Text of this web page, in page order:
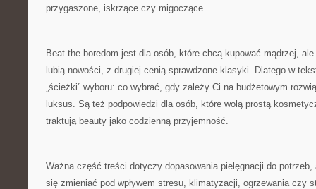
przygaszone, iskrzące czy migoczące.
Beat the boredom jest dla osób, które chcą kupować mądrzej,
lubią nowości, z drugiej cenią sprawdzone klasyki. Dlatego w
„ścieżki” wyboru: co wybrać, gdy zależy Ci na budżetowym
luksus. Są też podpowiedzi dla osób, które wolą prostą
traktują beauty jako codzienną przyjemność.
Ważna część treści dotyczy dopasowania pielęgnacji do
się zmieniać pod wpływem stresu, klimatyzacji, ogrzewania czy